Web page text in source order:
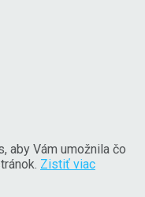
aby Vám umožnila čo
Zistiť viac